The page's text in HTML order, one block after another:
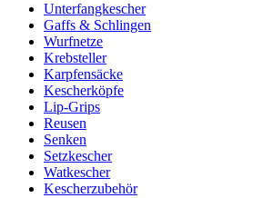
Unterfangkescher
Gaffs & Schlingen
Wurfnetze
Krebsteller
Karpfensäcke
Kescherköpfe
Lip-Grips
Reusen
Senken
Setzkescher
Watkescher
Kescherzubehör